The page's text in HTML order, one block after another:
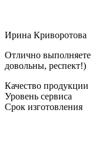
Ирина Криворотова
Отлично выполняете
довольны, респект!)
Качество продукции
Уровень сервиса
Срок изготовления